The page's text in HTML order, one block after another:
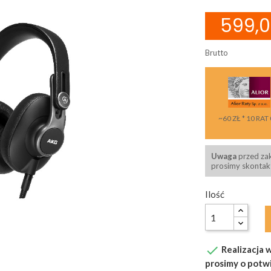
Brutto
~60 ZŁ * 10 RAT
Uwagaprzed
prosimy
Ilość
 Realizacja
prosimy o